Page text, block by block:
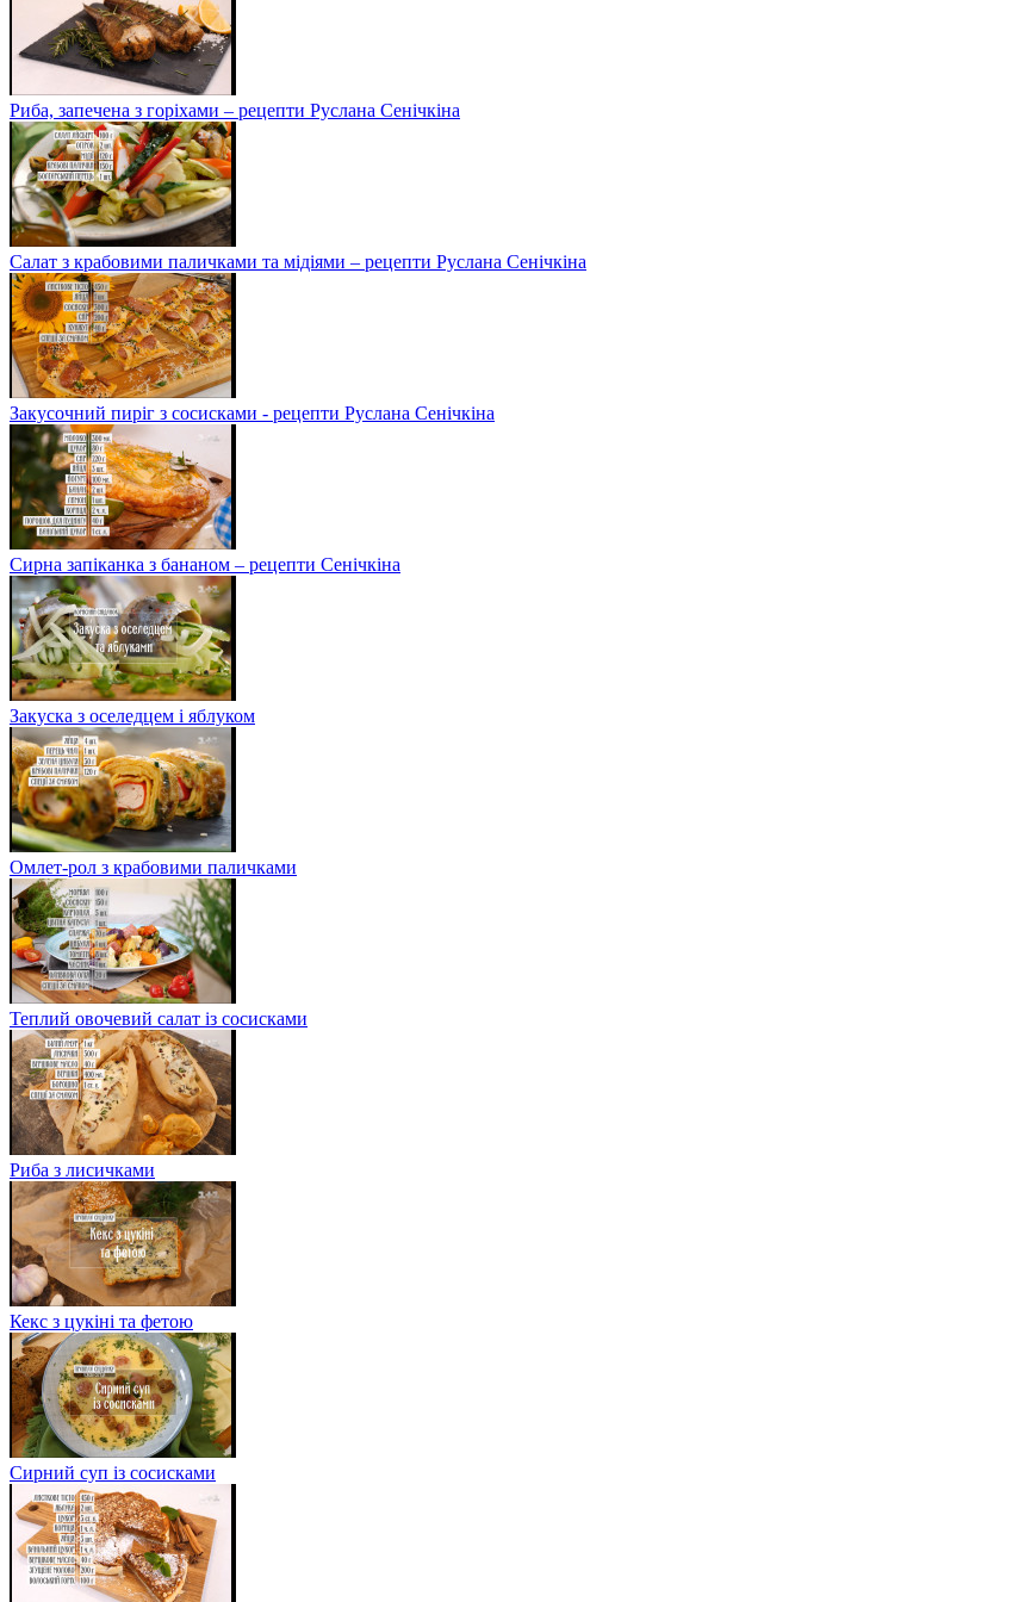
Риба, запечена з горіхами – рецепти Руслана Сенічкіна
Салат з крабовими паличками та мідіями – рецепти Руслана Сенічкіна
Закусочний пиріг з сосисками - рецепти Руслана Сенічкіна
Сирна запіканка з бананом – рецепти Сенічкіна
Закуска з оселедцем і яблуком
Омлет-рол з крабовими паличками
Теплий овочевий салат із сосисками
Риба з лисичками
Кекс з цукіні та фетою
Сирний суп із сосисками